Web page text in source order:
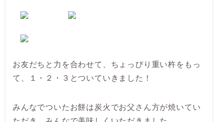
お友だちと力を合わせて、ちょっぴり重い杵をもっ
て、１・２・３とついていきました！
みんなでついたお餅は炭火でお父さん方が焼いてい